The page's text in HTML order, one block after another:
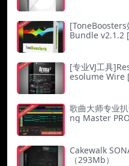
Bundle v2.1.2
[专业VJ工具
esolume Wire
歌曲大师专业
ng Master
Cakewalk
（293Mb）